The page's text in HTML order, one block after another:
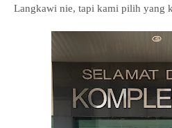
Langkawi nie, tapi kami pilih yang